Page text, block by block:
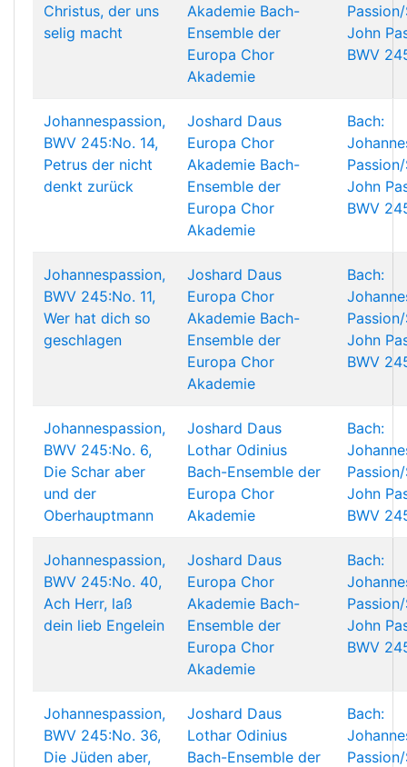
Christus, der uns
selig macht
Akademie Bach-
Ensemble der
Europa Chor
Akademie
John
BWV
Johannespassion,
BWV 245:No. 14,
Petrus der nicht
denkt zurück
Joshard Daus
Europa Chor
Akademie Bach-
Ensemble der
Europa Chor
Akademie
Bach:
John
BWV
Johannespassion,
BWV 245:No. 11,
Wer hat dich so
geschlagen
Joshard Daus
Europa Chor
Akademie Bach-
Ensemble der
Europa Chor
Akademie
Bach:
John
BWV
Johannespassion,
BWV 245:No. 6,
Die Schar aber
und der
Oberhauptmann
Joshard Daus
Lothar Odinius
Bach-Ensemble der
Europa Chor
Akademie
Bach:
John
BWV
Johannespassion,
BWV 245:No. 40,
Ach Herr, laß
dein lieb Engelein
Joshard Daus
Europa Chor
Akademie Bach-
Ensemble der
Europa Chor
Akademie
Bach:
John
BWV
Johannespassion,
BWV 245:No. 36,
Die Jüden aber,
Joshard Daus
Lothar Odinius
Bach-Ensemble der
Bach: